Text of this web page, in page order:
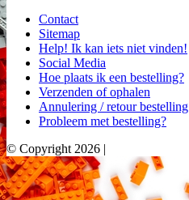
Contact
Sitemap
Help! Ik kan iets niet vinden!
Social Media
Hoe plaats ik een bestelling?
Verzenden of ophalen
Annulering / retour bestelling
Probleem met bestelling?
© Copyright 2026 |